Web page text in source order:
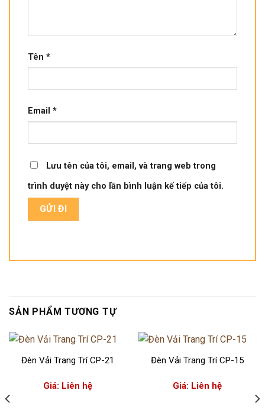
Tên *
Email *
Lưu tên của tôi, email, và trang web trong
trình duyệt này cho lần bình luận kế tiếp của tôi.
SẢN PHẨM TƯƠNG TỰ
Đèn Vải Trang Trí CP-21
Giá: Liên hệ
Đèn Vải Trang Trí CP-15
Giá: Liên hệ